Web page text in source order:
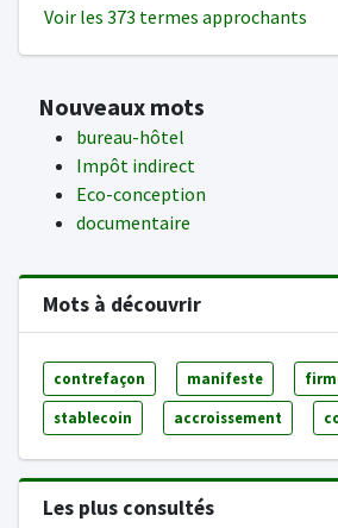
Voir les 373 termes approchants
Nouveaux mots
bureau-hôtel
Impôt indirect
Eco-conception
documentaire
Mots à découvrir
contrefaçon manifeste
stablecoin accroissement
Les plus consultés